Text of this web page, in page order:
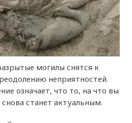
могилы снятся к
неприятностей.
означает, что то, на что вы
станет актуальным.